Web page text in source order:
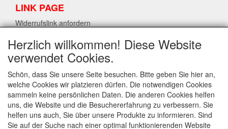
LINK PAGE
Widerrufslink anfordern
LPM LATEX INFORMATIONEN
Widerrufslink anfordern
INFO
Versand und allgemeine Bedingungen
Herzlich willkommen! Diese Website
verwendet Cookies.
Schön, dass Sie unsere Seite besuchen. Bitte geben Sie hier an,
welche Cookies wir platzieren dürfen. Die notwendigen Cookies
sammeln keine persönlichen Daten. Die anderen Cookies helfen
uns, die Website und die Besuchererfahrung zu verbessern. Sie
helfen uns auch, Sie über unsere Produkte zu informieren. Sind
Sie auf der Suche nach einer optimal funktionierenden Website